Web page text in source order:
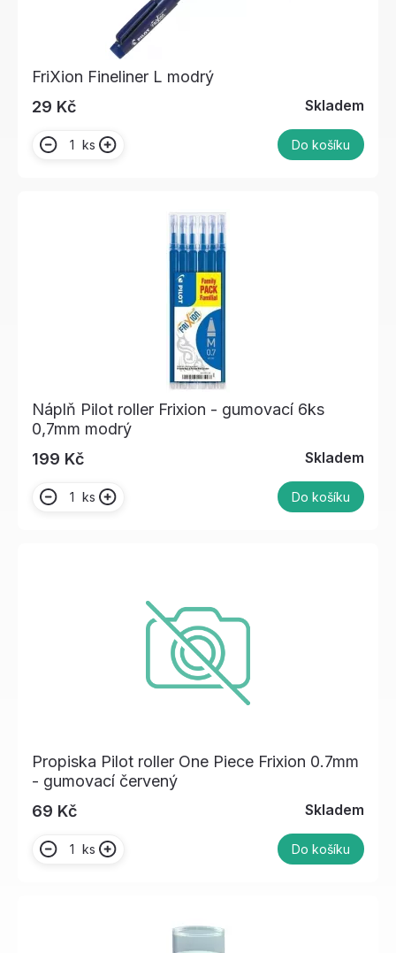
FriXion Fineliner L modrý
29 Kč
Skladem
ks Do košíku
Náplň Pilot roller Frixion - gumovací 6ks
0,7mm modrý
199 Kč
Skladem
ks Do košíku
Propiska Pilot roller One Piece Frixion 0.7mm
- gumovací červený
69 Kč
Skladem
ks Do košíku